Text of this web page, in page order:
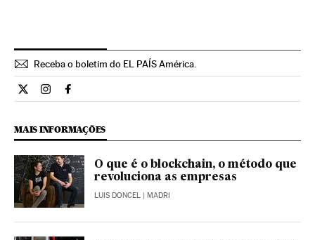
Receba o boletim do EL PAÍS América.
Economia El País Brasil en Twitter
Economia El País Brasil en Instagram
Economia El País Brasil en Facebook
MAIS INFORMAÇÕES
O que é o blockchain, o método que
revoluciona as empresas
LUIS DONCEL | MADRI